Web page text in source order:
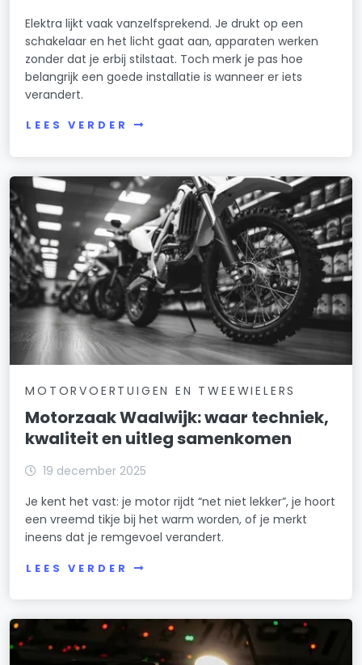
Elektra lijkt vaak vanzelfsprekend. Je drukt op een
schakelaar en het licht gaat aan, apparaten werken
zonder dat je erbij stilstaat. Toch merk je pas hoe
belangrijk een goede installatie is wanneer er iets
verandert.
LEES VERDER
MOTORVOERTUIGEN EN TWEEWIELERS
Motorzaak Waalwijk: waar techniek,
kwaliteit en uitleg samenkomen
19 december 2025
Je kent het vast: je motor rijdt “net niet lekker”, je hoort
een vreemd tikje bij het warm worden, of je merkt
ineens dat je remgevoel verandert.
LEES VERDER